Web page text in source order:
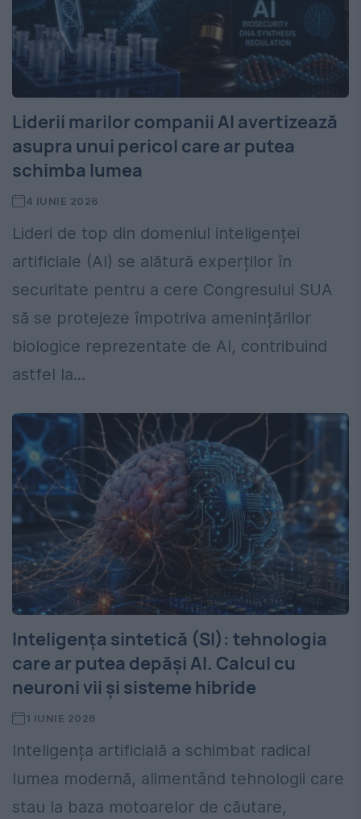
Liderii marilor companii AI avertizează
asupra unui pericol care ar putea
schimba lumea
4 IUNIE 2026
Lideri de top din domeniul inteligenței
artificiale (AI) se alătură experților în
securitate pentru a cere Congresului SUA
să se protejeze împotriva amenințărilor
biologice reprezentate de AI, contribuind
astfel la...
Inteligența sintetică (SI): tehnologia
care ar putea depăși AI. Calcul cu
neuroni vii și sisteme hibride
1 IUNIE 2026
Inteligența artificială a schimbat radical
lumea modernă, alimentând tehnologii care
stau la baza motoarelor de căutare,